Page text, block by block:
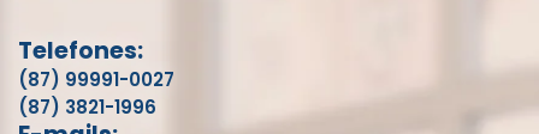
Telefones:
(87) 99991-0027
(87) 3821-1996